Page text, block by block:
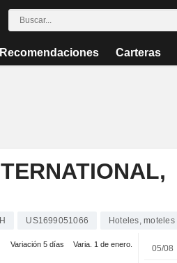
Recomendaciones Carteras
US1699051066 Hoteles,
Variación 5 días Varia. 1 de enero. 05/08